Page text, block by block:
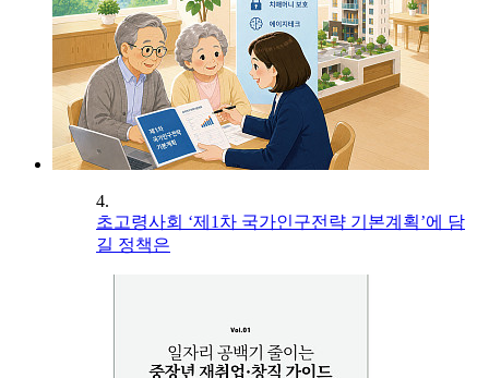
4.
초고령사회 ‘제1차 국가인구전략 기본계획’에 담
길 정책은